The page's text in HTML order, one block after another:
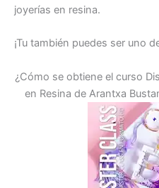
joyerías en resina.
¡Tu también puedes ser uno
¿Cómo se obtiene el curso
en Resina de Arantxa